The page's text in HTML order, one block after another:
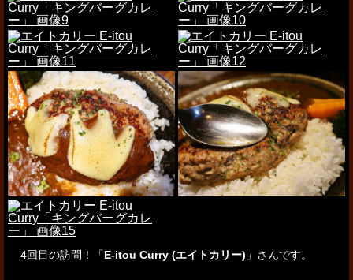
4回目の訪問！「E-itou Curry (エイトカリー) 」さんです。